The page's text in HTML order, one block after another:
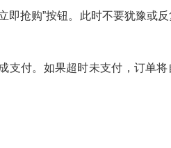
即抢购”按钮。此时不要犹豫或
支付。如果超时未支付，订单